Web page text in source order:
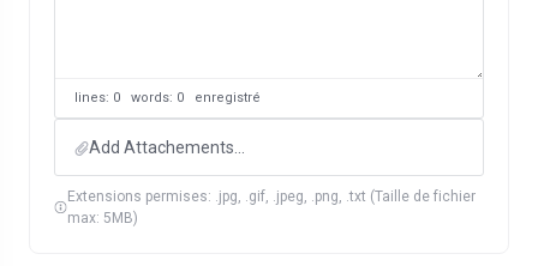
lines: 0 words: 0 enregistré
Add Attachements...
Extensions permises: .jpg, .gif, .jpeg, .png, .txt (Taille de fichier
max: 5MB)